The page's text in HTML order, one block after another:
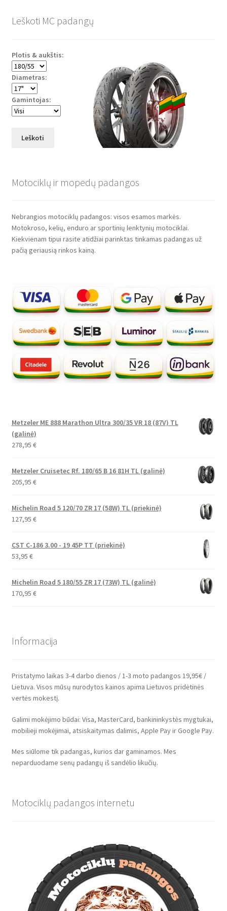
k
p
Leškoti MC padangų
Plotis & aukštis:
Diametras:
Gamintojas:
Leškoti
Motociklų ir mopedų padangos
Nebrangios motociklų padangos: visos esamos markės.
Motokroso, kelių, enduro ar sportinių lenktynių motociklai.
Kiekvienam tipui rasite atidžiai parinktas tinkamas padangas už
pačią geriausią rinkos kainą.
Metzeler ME 888 Marathon Ultra 300/35 VR 18 (87V) TL
(galinė)
278,95 €
Metzeler Cruisetec Rf. 180/65 B 16 81H TL (galinė)
205,95 €
Michelin Road 5 120/70 ZR 17 (58W) TL (priekinė)
127,95 €
CST C-186 3.00 - 19 45P TT (priekinė)
53,95 €
Michelin Road 5 180/55 ZR 17 (73W) TL (galinė)
170,95 €
Informacija
Pristatymo laikas 3-4 darbo dienos / 1-3 moto padangos 19,95€ /
Lietuva. Visos mūsų nurodytos kainos apima Lietuvos pridėtinės
vertės mokestį.
Galimi mokėjimo būdai: Visa, MasterCard, bankininkystės mygtukai,
mobilieji mokėjimai, atsiskaitymas dalimis, Apple Pay ir Google Pay.
Mes siūlome tik padangas, kurios dar gaminamos. Mes
neparduodame senų padangų iš sandėlio likučių.
Motociklų padangos internetu